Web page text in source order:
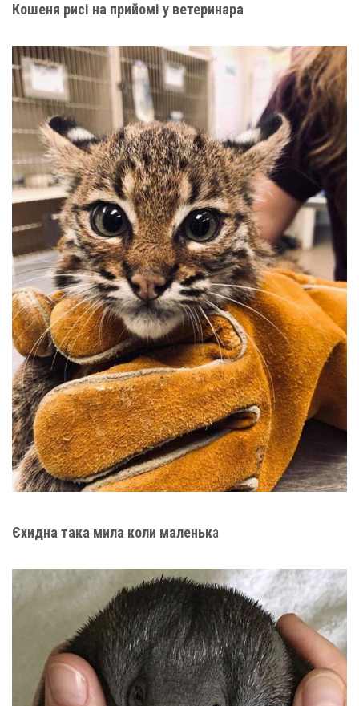
Кошеня рисі на прийомі у ветеринара
Єхидна така мила коли маленька